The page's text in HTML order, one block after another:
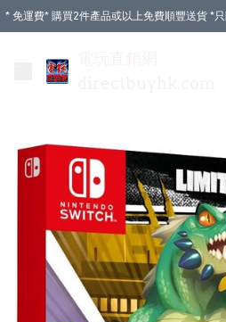
* 免運費* 購買2件產品或以上免費順豐送貨 *